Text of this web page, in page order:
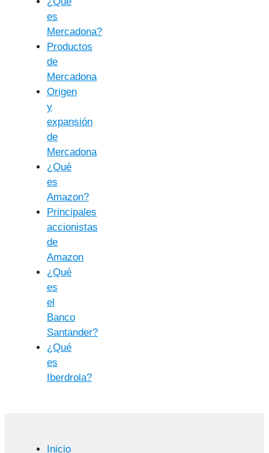
es
Mercadona?
Productos
de
Mercadona
Origen
y
expansión
de
Mercadona
¿Qué
es
Amazon?
Principales
accionistas
de
Amazon
¿Qué
es
el
Banco
Santander?
¿Qué
es
Iberdrola?
Inicio